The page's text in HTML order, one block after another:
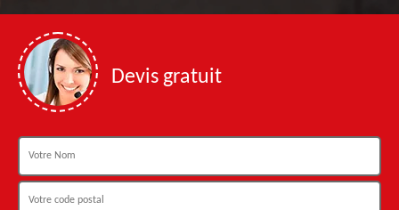
Devis gratuit